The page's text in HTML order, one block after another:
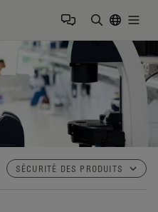
SÉCURITÉ DES PRODUITS